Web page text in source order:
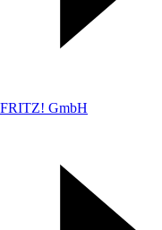
FRITZ! GmbH